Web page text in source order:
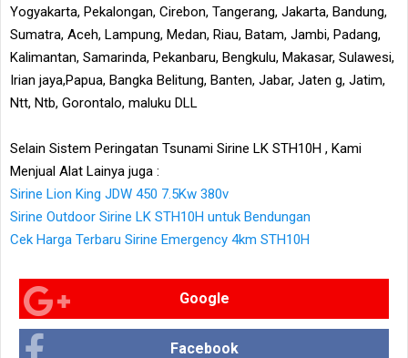
Yogyakarta, Pekalongan, Cirebon, Tangerang, Jakarta, Bandung,
Sumatra, Aceh, Lampung, Medan, Riau, Batam, Jambi, Padang,
Kalimantan, Samarinda, Pekanbaru, Bengkulu, Makasar, Sulawesi,
Irian jaya,Papua, Bangka Belitung, Banten, Jabar, Jaten g, Jatim,
Ntt, Ntb, Gorontalo, maluku DLL
Selain Sistem Peringatan Tsunami Sirine LK STH10H , Kami
Menjual Alat Lainya juga :
Sirine Lion King JDW 450 7.5Kw 380v
Sirine Outdoor Sirine LK STH10H untuk Bendungan
Cek Harga Terbaru Sirine Emergency 4km STH10H
Google
Facebook